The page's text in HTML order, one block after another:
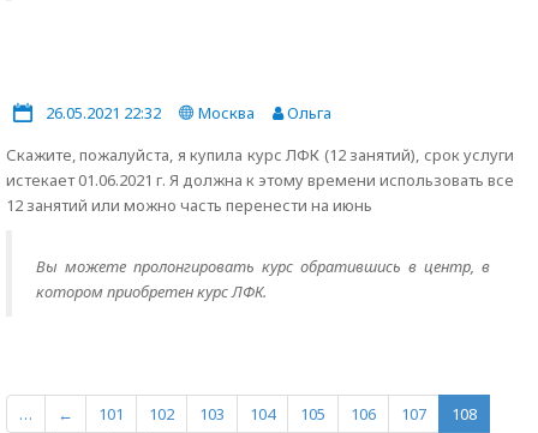
26.05.2021 22:32 Москва
Ольга
Скажите, пожалуйста, я купила курс ЛФК (12 занятий), срок услуги
истекает 01.06.2021 г. Я должна к этому времени использовать все
12 занятий или можно часть перенести на июнь
Вы можете пролонгировать курс обратившись в центр, в
котором приобретен курс ЛФК.
… ← 101 102 103 104 105 106 107
108